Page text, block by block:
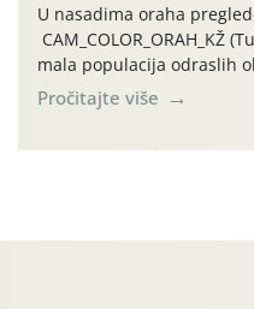
U nasadima oraha
CAM_COLOR_ORAH_KŽ
mala populacija odraslih
(Rhagoletis completa).
činjenicom da je riječ o
Pročitajte više